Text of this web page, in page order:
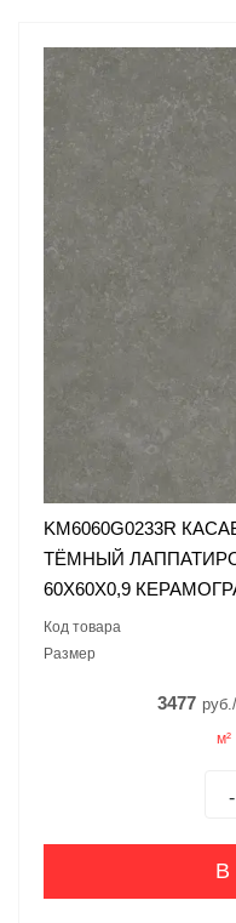
KM6060G0233R
ТЁМНЫЙ
60X60X0,9
Код товара
Размер
3477
м²
-
В